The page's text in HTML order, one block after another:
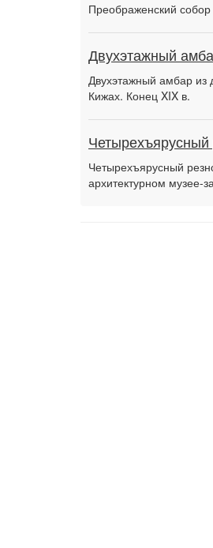
Преображенский собор
Двухэтажный
Двухэтажный амбар из
Кижах. Конец XIX в.
Четырехъярусный
Четырехъярусный
архитектурном музее-